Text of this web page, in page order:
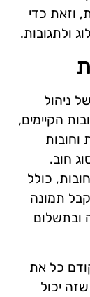
וזאת כדי
ולתגובות.
ניהול
הקיימים,
וחובות
חוב.
כולל
תמונה
ובתשלום
כל את
יכול